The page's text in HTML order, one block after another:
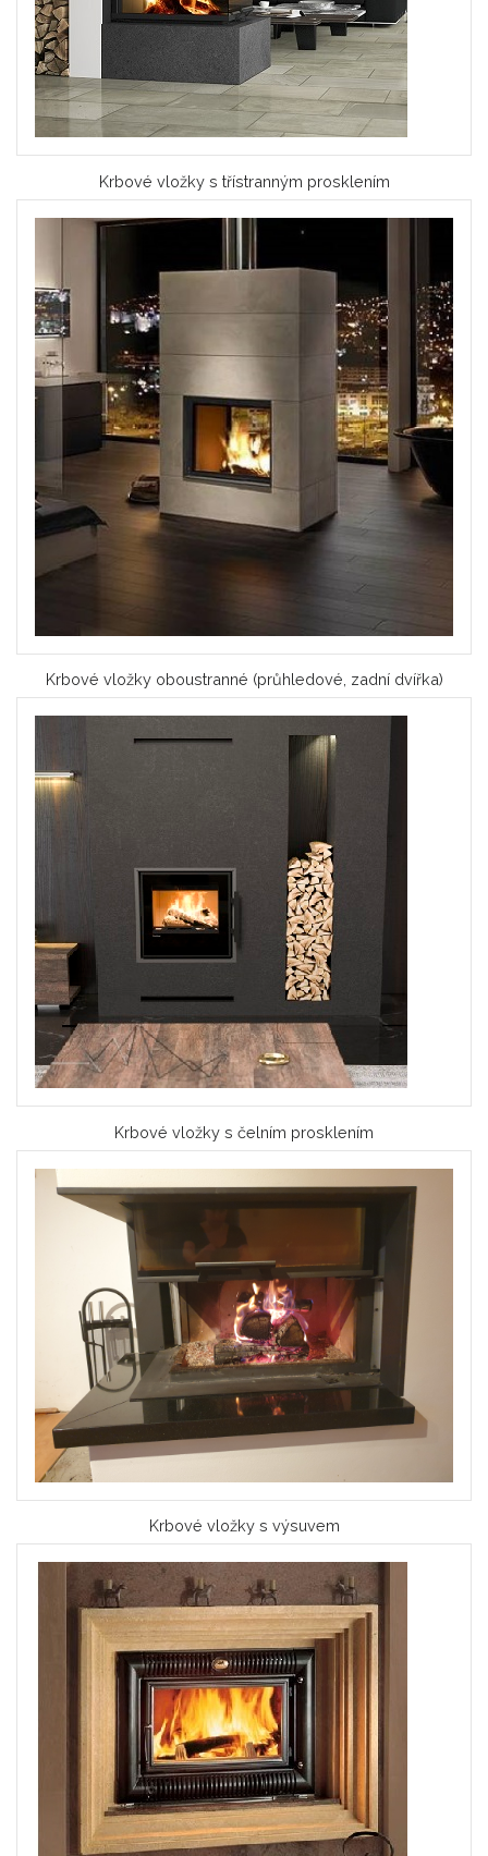
Krbové vložky s třístranným prosklením
Krbové vložky oboustranné (průhledové, zadní dvířka)
Krbové vložky s čelním prosklením
Krbové vložky s výsuvem